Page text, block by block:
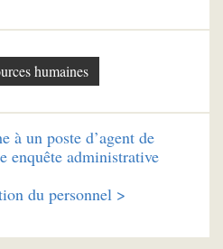
humaines
à un poste d’agent de
enquête administrative
du personnel >